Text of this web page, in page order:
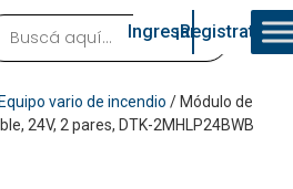
Ingresar¡Registrate!
Equipo vario de incendio / Módulo de
24V, 2 pares, DTK-2MHLP24BWB